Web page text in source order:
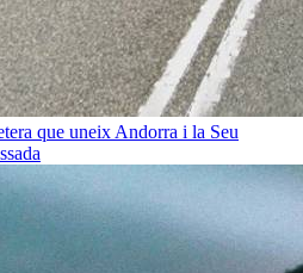
que uneix Andorra i la Seu